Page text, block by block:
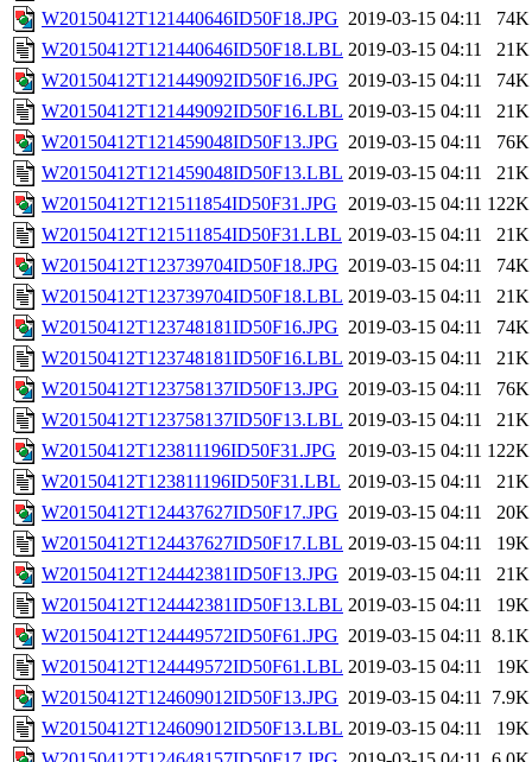
W20150412T121440646ID50F18.JPG 2019-03-15 04:11
74K
W20150412T121440646ID50F18.LBL 2019-03-15 04:11
21K
W20150412T121449092ID50F16.JPG 2019-03-15 04:11
74K
W20150412T121449092ID50F16.LBL 2019-03-15 04:11
21K
W20150412T121459048ID50F13.JPG 2019-03-15 04:11
76K
W20150412T121459048ID50F13.LBL 2019-03-15 04:11
21K
W20150412T121511854ID50F31.JPG 2019-03-15 04:11 122K
W20150412T121511854ID50F31.LBL 2019-03-15 04:11
21K
W20150412T123739704ID50F18.JPG 2019-03-15 04:11
74K
W20150412T123739704ID50F18.LBL 2019-03-15 04:11
21K
W20150412T123748181ID50F16.JPG 2019-03-15 04:11
74K
W20150412T123748181ID50F16.LBL 2019-03-15 04:11
21K
W20150412T123758137ID50F13.JPG 2019-03-15 04:11
76K
W20150412T123758137ID50F13.LBL 2019-03-15 04:11
21K
W20150412T123811196ID50F31.JPG
2019-03-15 04:11 122K
W20150412T123811196ID50F31.LBL 2019-03-15 04:11
21K
W20150412T124437627ID50F17.JPG 2019-03-15 04:11
20K
W20150412T124437627ID50F17.LBL 2019-03-15 04:11
19K
W20150412T124442381ID50F13.JPG 2019-03-15 04:11
21K
W20150412T124442381ID50F13.LBL 2019-03-15 04:11
19K
W20150412T124449572ID50F61.JPG 2019-03-15 04:11 8.1K
W20150412T124449572ID50F61.LBL 2019-03-15 04:11
19K
W20150412T124609012ID50F13.JPG 2019-03-15 04:11 7.9K
W20150412T124609012ID50F13.LBL 2019-03-15 04:11
19K